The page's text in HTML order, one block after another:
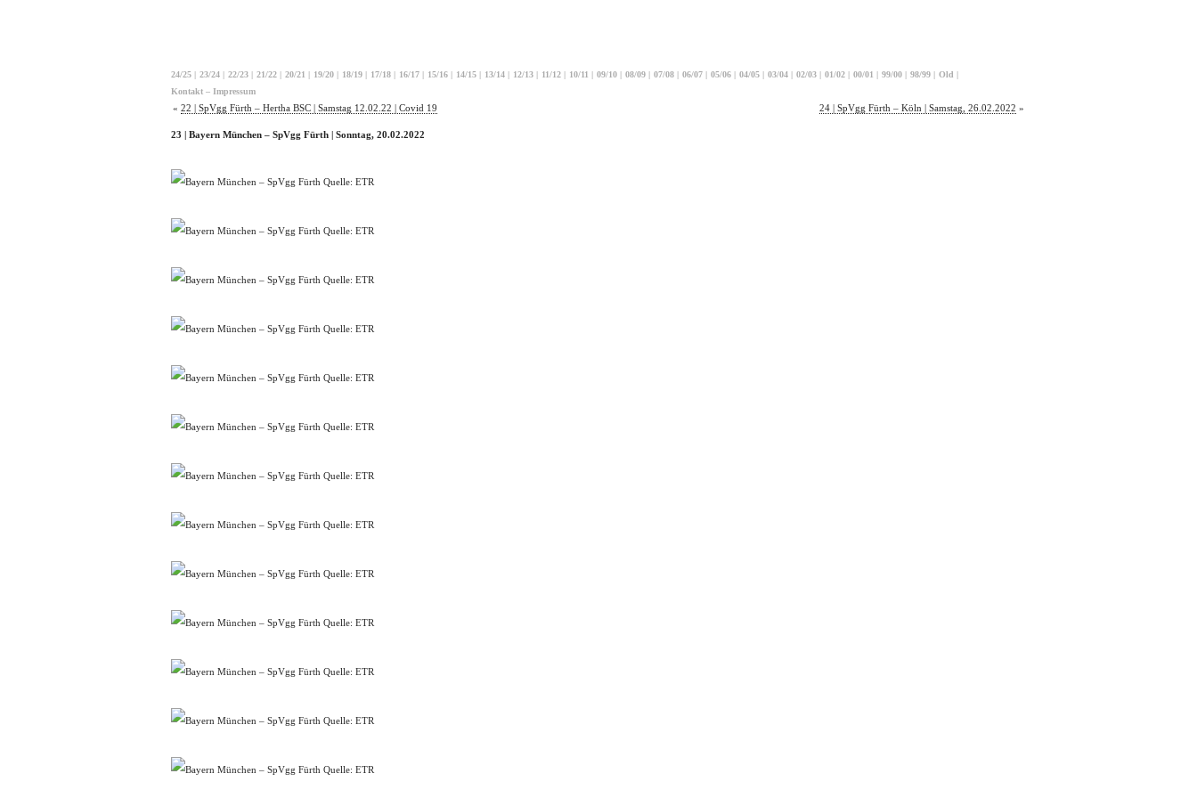
24/25 | 23/24 | 22/23 | 21/22 | 20/21 | 19/20 | 18/19 | 17/18 | 16/17 | 15/16 | 14/15 | 13/14 | 12/13 | 11/12 | 10/11 | 09/10 | 08/09 | 07/08 | 06/07 | 05/06 | 04/05 | 03/04 | 02/03 | 01/02 | 00/01 | 99/00 | 98/99 | Old |
Kontakt – Impressum
« 22 | SpVgg Fürth – Hertha BSC | Samstag 12.02.22 | Covid 19 24 | SpVgg Fürth – Köln | Samstag, 26.02.2022 »
23 | Bayern München – SpVgg Fürth | Sonntag, 20.02.2022
Quelle: ETR
Quelle: ETR
Quelle: ETR
Quelle: ETR
Quelle: ETR
Quelle: ETR
Quelle: ETR
Quelle: ETR
Quelle: ETR
Quelle: ETR
Quelle: ETR
Quelle: ETR
Quelle: ETR